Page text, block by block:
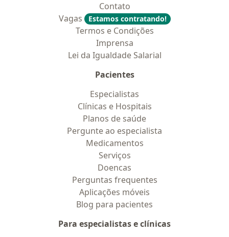
Contato
Vagas
Estamos contratando!
Termos e Condições
Imprensa
Lei da Igualdade Salarial
Pacientes
Especialistas
Clínicas e Hospitais
Planos de saúde
Pergunte ao especialista
Medicamentos
Serviços
Doencas
Perguntas frequentes
Aplicações móveis
Blog para pacientes
Para especialistas e clínicas